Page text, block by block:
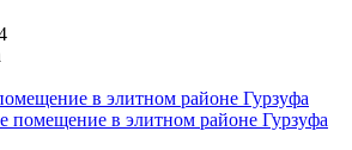
в элитном районе Гурзуфа